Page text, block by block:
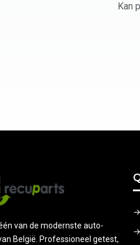
Kan
van de modernste auto-
België. Professioneel getest,